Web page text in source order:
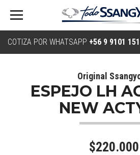
COTIZA POR WHATSAPP +56 9 9101
Original
ESPEJO LH
NEW
$220.000